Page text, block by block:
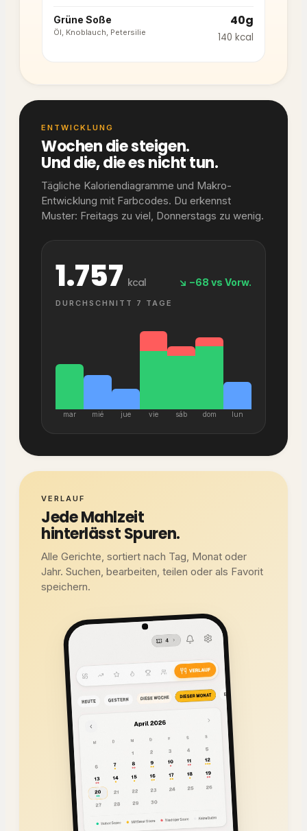
Grüne Soße
Öl, Knoblauch, Petersilie
40g
140 kcal
ENTWICKLUNG
Wochen die steigen.
Und die, die es nicht tun.
Tägliche Kaloriendiagramme und Makro-
Entwicklung mit Farbcodes. Du erkennst
Muster: Freitags zu viel, Donnerstags zu wenig.
1.757 kcal
DURCHSCHNITT 7 TAGE
↘ −68 vs Vorw.
mar mié jue vie sáb dom lun
VERLAUF
Jede Mahlzeit
hinterlässt Spuren.
Alle Gerichte, sortiert nach Tag, Monat oder
Jahr. Suchen, bearbeiten, teilen oder als Favorit
speichern.